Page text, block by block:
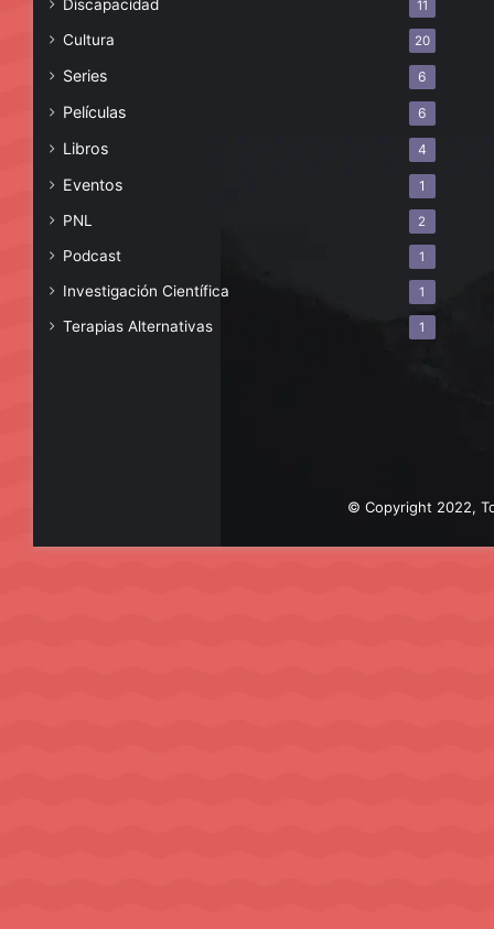
Discapacidad 11
Cultura 20
Series 6
Películas 6
Libros 4
Eventos 1
PNL 2
Podcast 1
Investigación Científica 1
Terapias Alternativas 1
© Copyright 2022,